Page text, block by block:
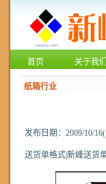
首页 关于我们
纸箱行业
发布日期：2009/10/
送货单格式|新峰送货